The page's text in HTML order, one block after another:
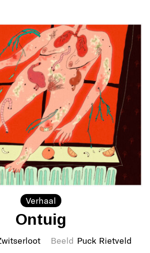
Verhaal
Ontuig
Beeld Puck Rietveld